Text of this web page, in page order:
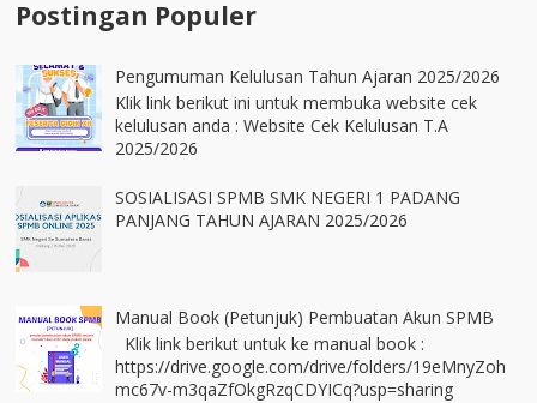
Postingan Populer
Pengumuman Kelulusan Tahun Ajaran 2025/2026
Klik link berikut ini untuk membuka website cek
kelulusan anda : Website Cek Kelulusan T.A
2025/2026
SOSIALISASI SPMB SMK NEGERI 1 PADANG
PANJANG TAHUN AJARAN 2025/2026
Manual Book (Petunjuk) Pembuatan Akun SPMB
Klik link berikut untuk ke manual book :
https://drive.google.com/drive/folders/19eMnyZoh
mc67v-m3qaZfOkgRzqCDYICq?usp=sharing